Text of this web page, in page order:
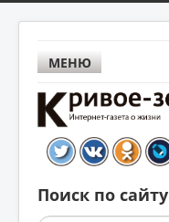
МЕНЮ
Поиск по сайту